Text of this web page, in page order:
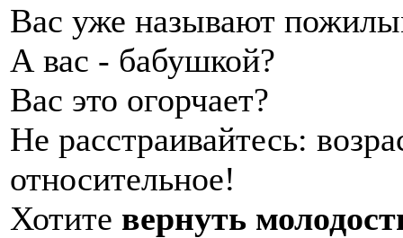
Вас уже называют
А вас - бабушкой?
Вас это огорчает?
Не расстраивайтесь:
относительное!
Хотите вернуть